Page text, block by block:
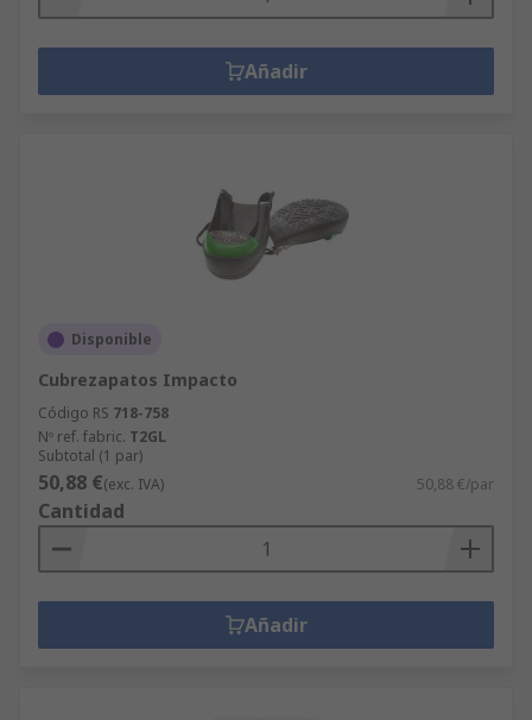
Añadir
Disponible
Cubrezapatos Impacto
Código RS 718-758
Nº ref. fabric. T2GL
Subtotal (1 par)
50,88 €(exc. IVA) 50,88 €/par
Cantidad
Añadir